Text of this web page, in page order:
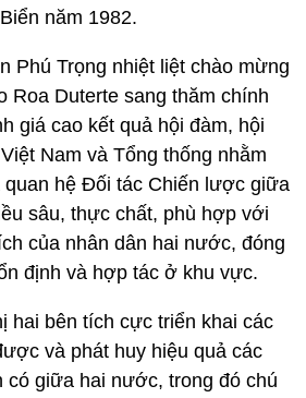
năm 1982.
Phú Trọng nhiệt liệt chào mừng
Roa Duterte sang thăm chính
giá cao kết quả hội đàm, hội
Nam và Tổng thống nhằm
quan hệ Đối tác Chiến lược giữa
sâu, thực chất, phù hợp với
của nhân dân hai nước, đóng
định và hợp tác ở khu vực.
hai bên tích cực triển khai các
và phát huy hiệu quả các
có giữa hai nước, trong đó chú